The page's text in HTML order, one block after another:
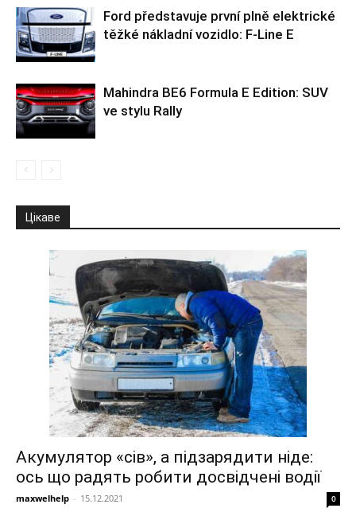
Ford představuje první plně elektrické
těžké nákladní vozidlo: F-Line E
Mahindra BE6 Formula E Edition: SUV
ve stylu Rally
Цікаве
Акумулятор «сів», а підзарядити ніде:
ось що радять робити досвідчені водії
maxwelhelp - 15.12.2021 0